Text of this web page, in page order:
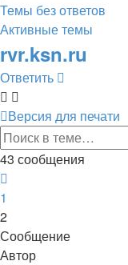
Темы без ответов
Активные темы
rvr.ksn.ru
Ответить
Версия для печати
43 сообщения
1
2
Сообщение
Автор